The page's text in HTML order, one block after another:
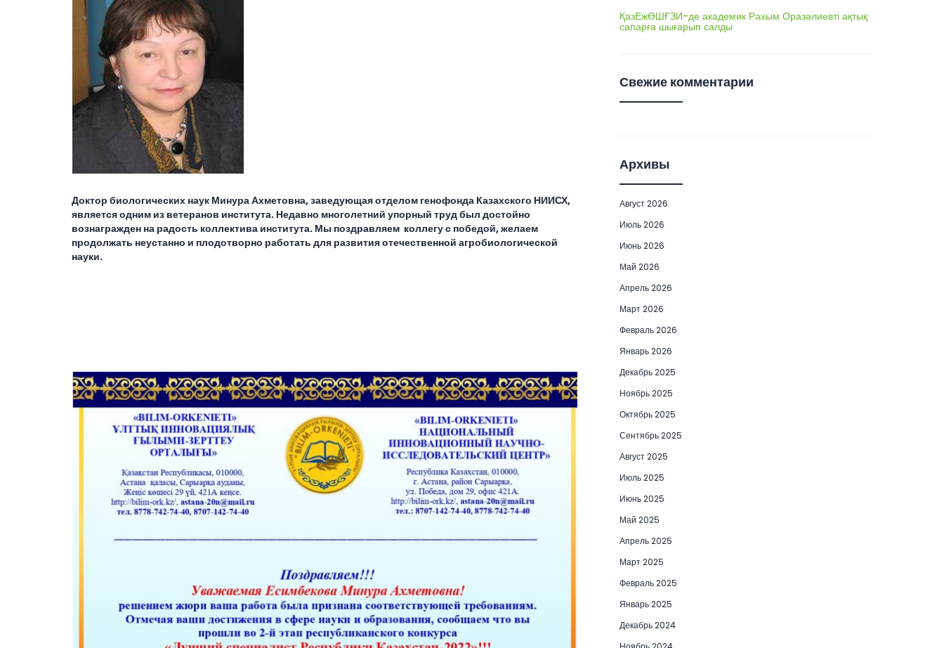
Доктор биологических наук Минура Ахметовна, заведующая отделом генофонда Казахского НИИСХ,
является одним из ветеранов института. Недавно многолетний упорный труд был достойно
вознагражден на радость коллектива института. Мы поздравляем коллегу с победой, желаем
продолжать неустанно и плодотворно работать для развития отечественной агробиологической
науки.
ҚазЕжӨШҒЗИ-де академик Рахым Оразәлиевті ақтық
сапарға шығарып салды
Свежие комментарии
Архивы
Август 2026
Июль 2026
Июнь 2026
Май 2026
Апрель 2026
Март 2026
Февраль 2026
Январь 2026
Декабрь 2025
Ноябрь 2025
Октябрь 2025
Сентябрь 2025
Август 2025
Июль 2025
Июнь 2025
Май 2025
Апрель 2025
Март 2025
Февраль 2025
Январь 2025
Декабрь 2024